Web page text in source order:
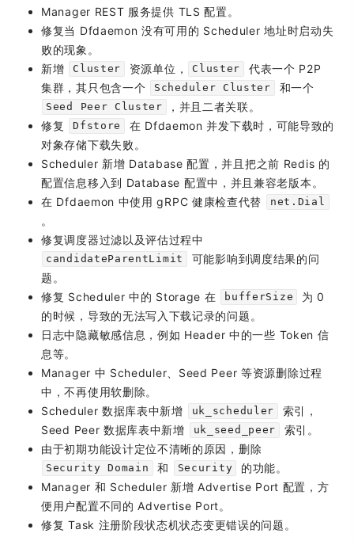
Manager REST 服务提供 TLS 配置。
修复当 Dfdaemon 没有可用的 Scheduler 地址时启动失
败的现象。
新增
Cluster 资源单位， Cluster
代表一个 P2P
集群，其只包含一个
Scheduler Cluster 和一个
Seed Peer Cluster
，并且二者关联。
修复
Dfstore
在 Dfdaemon 并发下载时，可能导致的
对象存储下载失败。
Scheduler 新增 Database 配置，并且把之前 Redis 的
配置信息移入到 Database 配置中，并且兼容老版本。
在 Dfdaemon 中使用 gRPC 健康检查代替
net.Dial
。
修复调度器过滤以及评估过程中
candidateParentLimit
可能影响到调度结果的问
题。
修复 Scheduler 中的 Storage 在
bufferSize
为 0
的时候，导致的无法写入下载记录的问题。
日志中隐藏敏感信息，例如 Header 中的一些 Token 信
息等。
Manager 中 Scheduler、Seed Peer 等资源删除过程
中，不再使用软删除。
Scheduler 数据库表中新增
uk_scheduler
索引，
Seed Peer 数据库表中新增
uk_seed_peer
索引。
由于初期功能设计定位不清晰的原因，删除
Security Domain 和 Security
的功能。
Manager 和 Scheduler 新增 Advertise Port 配置，方
便用户配置不同的 Advertise Port。
修复 Task 注册阶段状态机状态变更错误的问题。